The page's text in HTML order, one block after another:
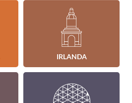
IRLANDA